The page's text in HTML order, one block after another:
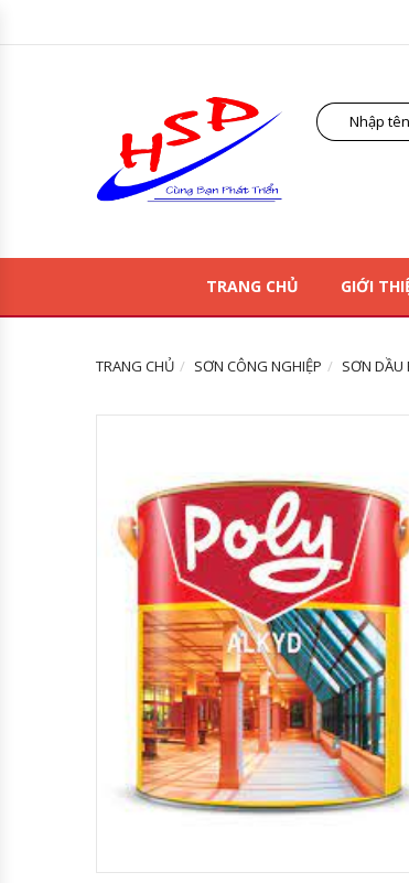
TRANG CHỦ GIỚI
TRANG CHỦ SƠN CÔNG NGHIỆP SƠN DẦU